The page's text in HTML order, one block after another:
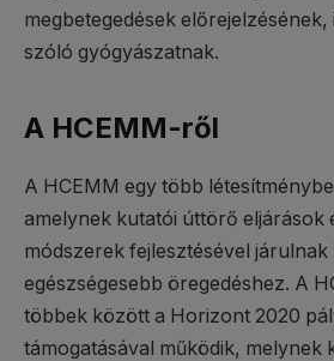
megbetegedések
szóló gyógyászatnak.
A HCEMM-ről
A HCEMM egy több
amelynek kutatói úttörő eljárások
módszerek fejlesztésével járulnak
egészségesebb öregedéshez. A
többek között a Horizont 2020
támogatásával működik, melynek